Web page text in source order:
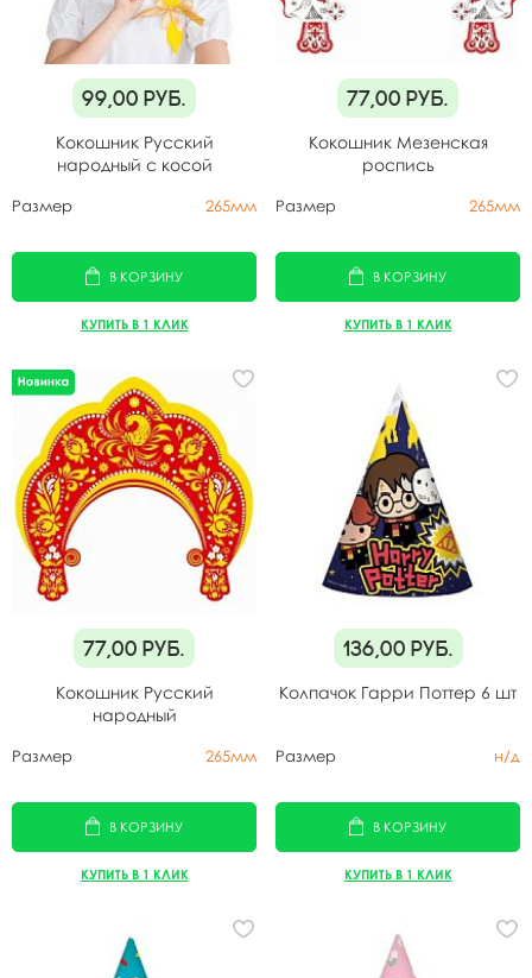
99,00 руб.
Кокошник Русский
народный с косой
Размер 265мм
В КОРЗИНУ
КУПИТЬ В 1 КЛИК
77,00 руб.
Кокошник Мезенская
роспись
Размер 265мм
В КОРЗИНУ
КУПИТЬ В 1 КЛИК
77,00 руб.
Кокошник Русский
народный
Размер 265мм
В КОРЗИНУ
КУПИТЬ В 1 КЛИК
136,00 руб.
Колпачок Гарри Поттер 6 шт
Размер н/д
В КОРЗИНУ
КУПИТЬ В 1 КЛИК